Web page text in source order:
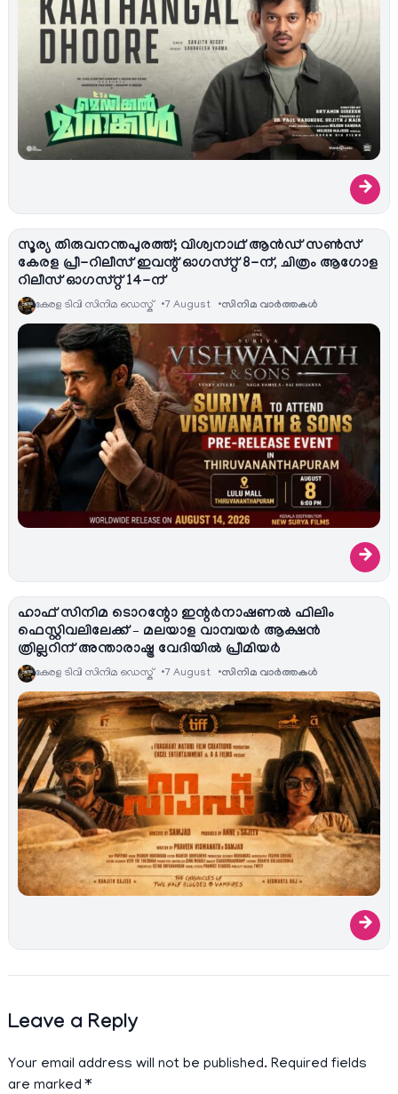
→
സൂര്യ തിരുവനന്തപുരത്ത്; വിശ്വനാഥ് ആൻഡ് സൺസ്
കേരള പ്രീ-റിലീസ് ഇവന്റ് ഓഗസ്റ്റ് 8-ന്, ചിത്രം ആഗോള
റിലീസ് ഓഗസ്റ്റ് 14-ന്
കേരള ടിവി സിനിമ ഡെസ്ക് 7 August സിനിമ വാര്‍ത്തകള്‍
→
ഹാഫ് സിനിമ ടൊറന്റോ ഇന്റർനാഷണൽ ഫിലിം
ഫെസ്റ്റിവലിലേക്ക് – മലയാള വാമ്പയർ ആക്ഷൻ
ത്രില്ലറിന് അന്താരാഷ്ട്ര വേദിയിൽ പ്രീമിയർ
കേരള ടിവി സിനിമ ഡെസ്ക് 7 August സിനിമ വാര്‍ത്തകള്‍
→
Leave a Reply
Your email address will not be published. Required fields
are marked*